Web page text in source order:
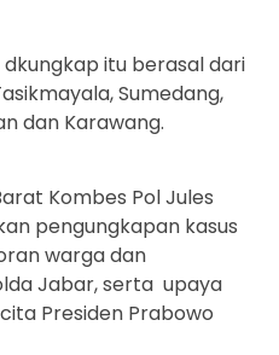
itu berasal dari
Sumedang,
dan Karawang.
Kombes Pol Jules
pengungkapan kasus
warga dan
Jabar, serta upaya
Presiden Prabowo